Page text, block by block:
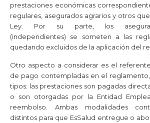
prestaciones económicas
regulares, asegurados agrarios y otros
Ley. Por su parte, los
(independientes) se someten a las
quedando excluidos de la aplicación del
Otro aspecto a considerar es el
de pago contempladas en el reglamento,
tipos: las prestaciones son pagadas
o son otorgadas por la Entidad
reembolso. Ambas modalidades
distintos para que EsSalud entregue o